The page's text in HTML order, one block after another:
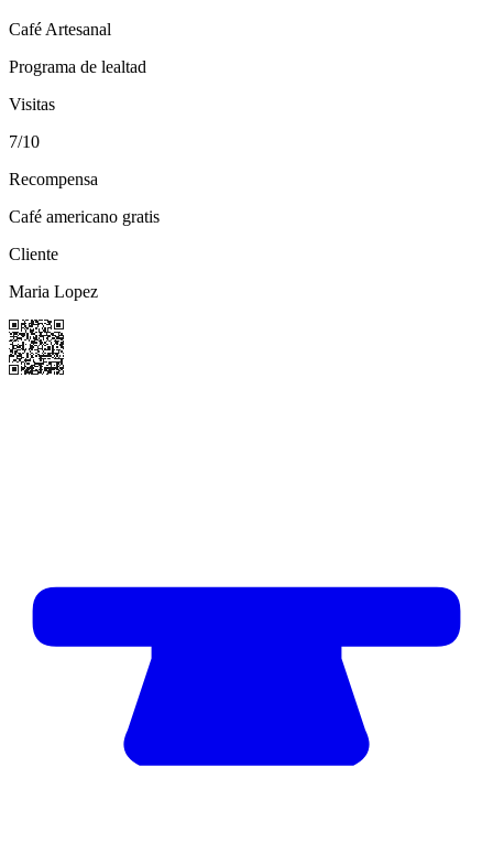
Café Artesanal
Programa de lealtad
Visitas
7/10
Recompensa
Café americano gratis
Cliente
Maria Lopez